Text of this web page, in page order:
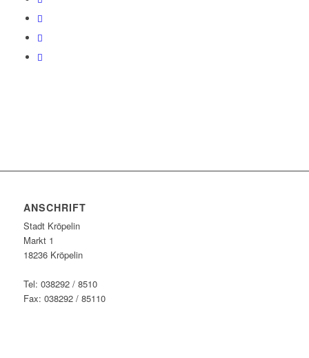
ANSCHRIFT
Stadt Kröpelin
Markt 1
18236 Kröpelin
Tel: 038292 / 8510
Fax: 038292 / 85110